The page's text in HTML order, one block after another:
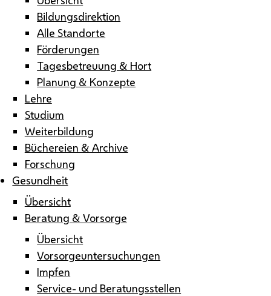
Bildungsdirektion
Alle Standorte
Förderungen
Tagesbetreuung & Hort
Planung & Konzepte
Lehre
Studium
Weiterbildung
Büchereien & Archive
Forschung
Gesundheit
Übersicht
Beratung & Vorsorge
Übersicht
Vorsorgeuntersuchungen
Impfen
Service- und Beratungsstellen